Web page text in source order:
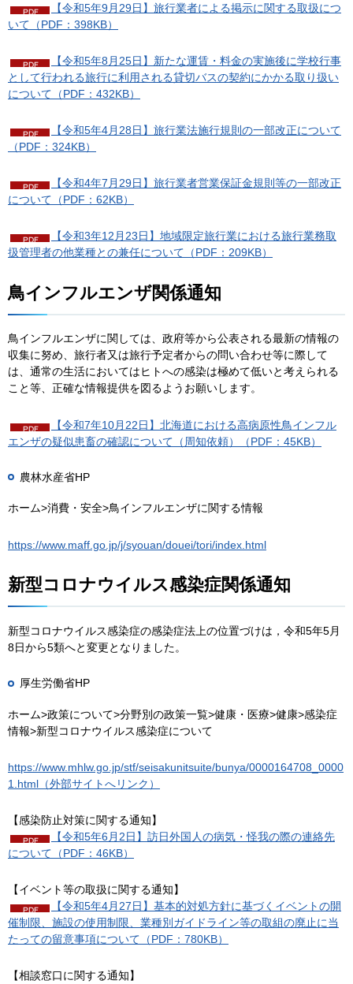
【令和5年9月29日】旅行業者による掲示に関する取扱につ
いて（PDF：398KB）
【令和5年8月25日】新たな運賃・料金の実施後に学校行事
として行われる旅行に利用される貸切バスの契約にかかる取り扱い
について（PDF：432KB）
【令和5年4月28日】旅行業法施行規則の一部改正について
（PDF：324KB）
【令和4年7月29日】旅行業者営業保証金規則等の一部改正
について（PDF：62KB）
【令和3年12月23日】地域限定旅行業における旅行業務取
扱管理者の他業種との兼任について（PDF：209KB）
鳥インフルエンザ関係通知
鳥インフルエンザに関しては、政府等から公表される最新の情報の
収集に努め、旅行者又は旅行予定者からの問い合わせ等に際して
は、通常の生活においてはヒトへの感染は極めて低いと考えられる
こと等、正確な情報提供を図るようお願いします。
【令和7年10月22日】北海道における高病原性鳥インフル
エンザの疑似患畜の確認について（周知依頼）（PDF：45KB）
農林水産省HP
ホーム>消費・安全>鳥インフルエンザに関する情報
https://www.maff.go.jp/j/syouan/douei/tori/index.html
新型コロナウイルス感染症関係通知
新型コロナウイルス感染症の感染症法上の位置づけは，令和5年5月
8日から5類へと変更となりました。
厚生労働省HP
ホーム>政策について>分野別の政策一覧>健康・医療>健康>感染症
情報>新型コロナウイルス感染症について
https://www.mhlw.go.jp/stf/seisakunitsuite/bunya/0000164708_0000
1.html（外部サイトへリンク）
【感染防止対策に関する通知】
【令和5年6月2日】訪日外国人の病気・怪我の際の連絡先
について（PDF：46KB）
【イベント等の取扱に関する通知】
【令和5年4月27日】基本的対処方針に基づくイベントの開
催制限、施設の使用制限、業種別ガイドライン等の取組の廃止に当
たっての留意事項について（PDF：780KB）
【相談窓口に関する通知】